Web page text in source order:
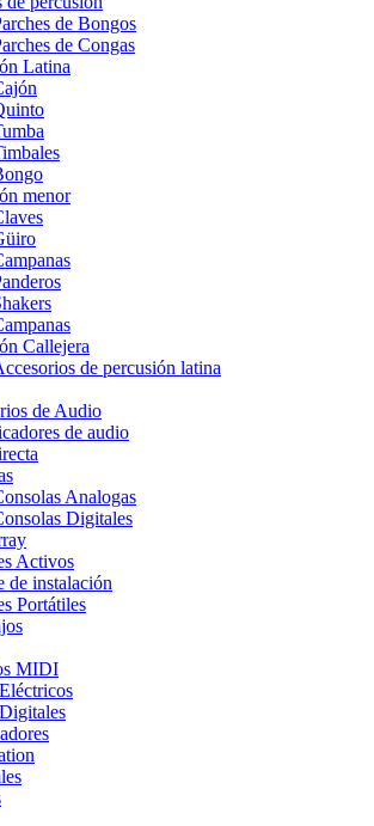
de Bongos
de Congas
Latina
menor
Callejera
de percusión latina
de Audio
de audio
Analogas
Digitales
Activos
de instalación
Portátiles
MIDI